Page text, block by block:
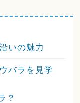
いの魅力
バラを見学
？